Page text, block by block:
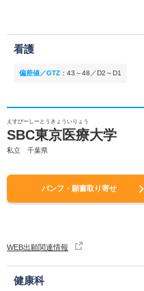
看護
偏差値／GTZ ： 43～48／D2～D1
えすびーしーとうきょういりょう
SBC東京医療大学
私立 千葉県
パンフ・願書取り寄せ
WEB出願関連情報
健康科